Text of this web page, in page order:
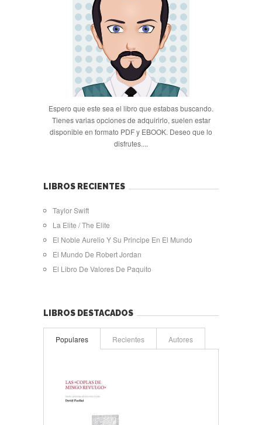
Espero que este sea el libro que estabas buscando.
Tienes varias opciones de adquirirlo, suelen estar
disponible en formato PDF y EBOOK. Deseo que lo
disfrutes....
LIBROS RECIENTES
Taylor Swift
La Elite / The Elite
El Noble Aurelio Y Su Principe En El Mundo
El Mundo De Robert Jordan
El Libro De Valores De Paquito
LIBROS DESTACADOS
Populares Recientes Autores